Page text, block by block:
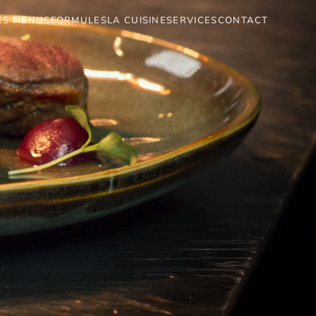
MENUSFORMULESLA CUISINESERVICESCONTACT